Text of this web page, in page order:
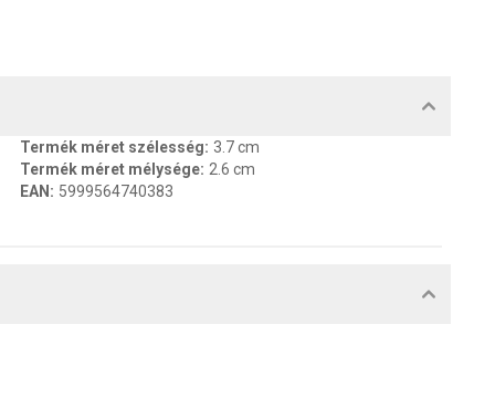
Termék méret szélesség: 3.7 cm
Termék méret mélysége: 2.6 cm
EAN : 5999564740383